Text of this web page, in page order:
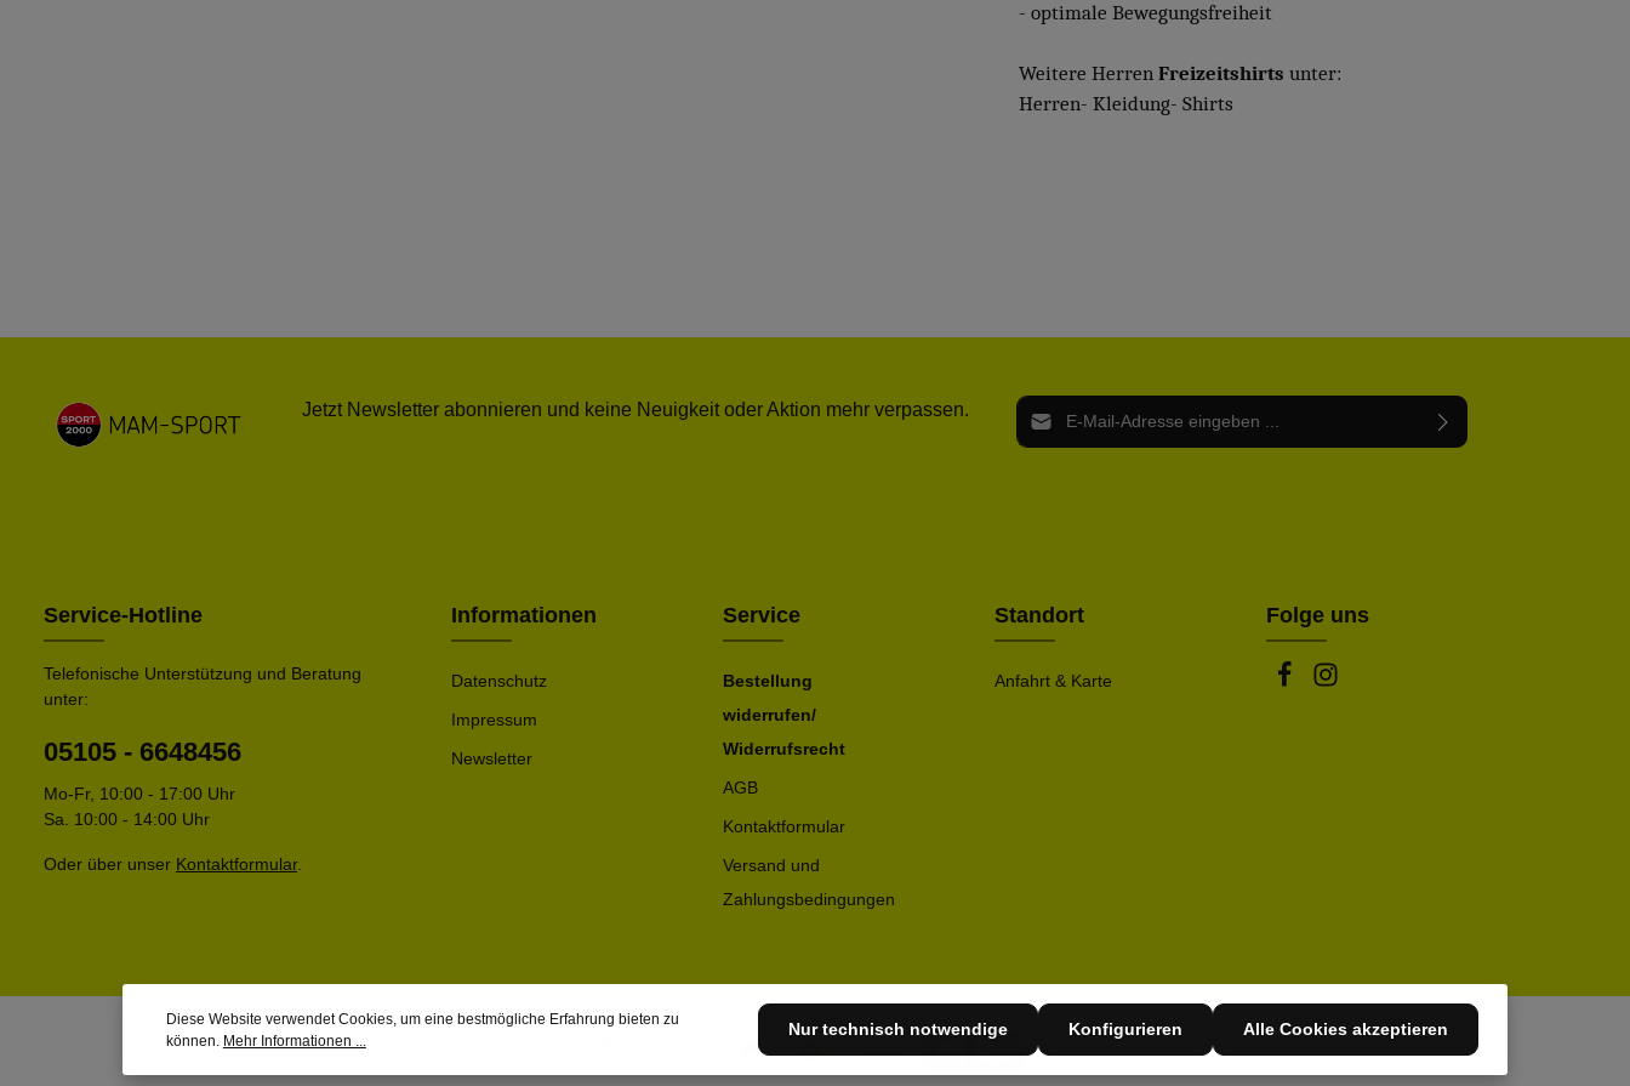
- optimale Bewegungsfreiheit
Weitere Herren Freizeitshirts unter:
Herren- Kleidung- Shirts
Jetzt Newsletter abonnieren und keine Neuigkeit oder Aktion mehr verpassen. E-Mail-Adresse*
Service-Hotline
Telefonische Unterstützung und Beratung
unter:
05105 - 6648456
Mo-Fr, 10:00 - 17:00 Uhr
Sa. 10:00 - 14:00 Uhr
Oder über unser Kontaktformular.
Informationen
Datenschutz
Impressum
Newsletter
Service
Bestellung
widerrufen/
Widerrufsrecht
AGB
Kontaktformular
Versand und
Zahlungsbedingungen
Standort
Anfahrt & Karte
Folge uns
Diese Website verwendet Cookies, um eine bestmögliche Erfahrung bieten zu
können. Mehr Informationen ...
Nur technisch notwendige Konfigurieren Alle Cookies akzeptieren